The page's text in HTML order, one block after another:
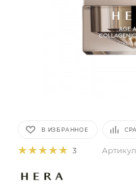
В ИЗБРАННОЕ
3